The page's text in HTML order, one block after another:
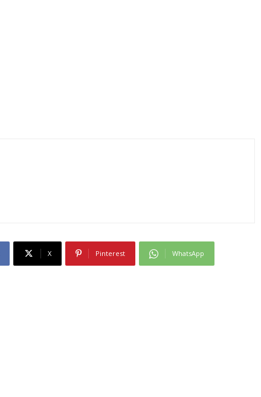
X Pinterest WhatsApp